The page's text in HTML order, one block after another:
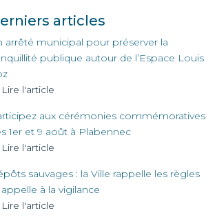
articles
arrêté municipal pour préserver la
publique autour de l’Espace Louis
Lire l'article
aux cérémonies commémoratives
1er et 9 août à Plabennec
Lire l'article
sauvages : la Ville rappelle les règles
à la vigilance
Lire l'article